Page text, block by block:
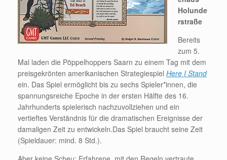
Holunde
rstraße
Bereits
zum 5.
Mal laden die Pöppelhoppers Saarn zu einem Tag mit dem
preisgekrönten amerikanischen Strategiespiel Here I Stand
ein. Das Spiel ermöglicht bis zu sechs Spieler*innen, die
spannungsreiche Epoche in der ersten Hälfte des 16.
Jahrhunderts spielerisch nachzuvollziehen und ein
vertieftes Verständnis für die dramatischen Ereignisse der
damaligen Zeit zu entwickeln.Das Spiel braucht seine Zeit
(Spieldauer: mind. 8 Std.).